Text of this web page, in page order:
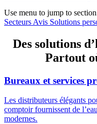
Use menu to jump to
Secteurs Avis Solutions
Des solutions
Partout
Bureaux et services
Les distributeurs élégants
comptoir fournissent de
modernes.